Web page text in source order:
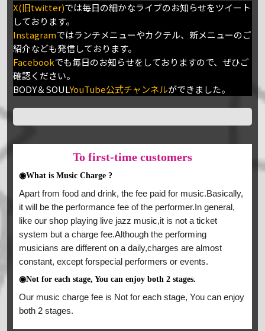
X(旧twitter)では毎日の細かなライブのお知らせをツイート
しております。
Instagramではランチメニューやカクテル、新メニューのご
紹介なども発信しております。
Facebookでも毎日のお知らせをしておりますので、ぜひご
確認ください。
BODY＆SOULYouTube公式チャンネルができました。
To first-time customers
◉What is Music Charge ?
Apart from food and drink, the fee paid for music.Basically,
it will be the performance fee of the performer.In general,
like our shop playing live jazz music,it is not a ticket
system but a charge fee.Although the performing
musicians are different on a daily,charges are almost
constant, except forspecial performers or events.
◉Not for each stage, You can enjoy both 2 stages.
Our music charge fee is Not for each stage, You can enjoy
both 2 stages.